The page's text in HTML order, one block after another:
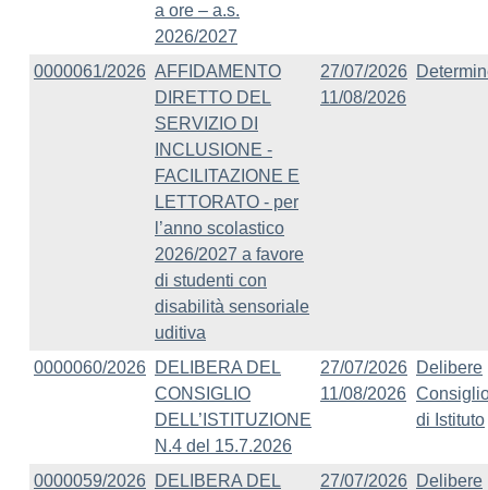
a ore – a.s.
2026/2027
0000061/2026 AFFIDAMENTO
DIRETTO DEL
SERVIZIO DI
INCLUSIONE -
FACILITAZIONE E
LETTORATO - per
l’anno scolastico
2026/2027 a favore
di studenti con
disabilità sensoriale
uditiva
27/07/2026
11/08/2026
0000060/2026 DELIBERA DEL
CONSIGLIO
DELL’ISTITUZIONE
N.4 del 15.7.2026
27/07/2026
11/08/2026
Delibere
di Istituto
0000059/2026 DELIBERA DEL
27/07/2026 Delibere